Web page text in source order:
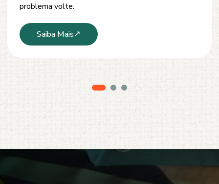
serviço limpo, ágil e sem danos à estrutura.
Saiba Mais